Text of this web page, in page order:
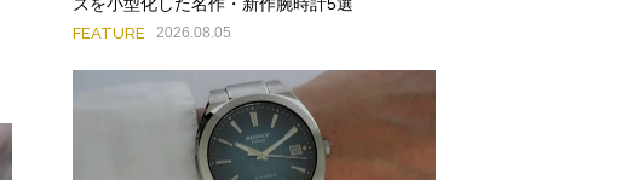
FEATURE 2026.08.05